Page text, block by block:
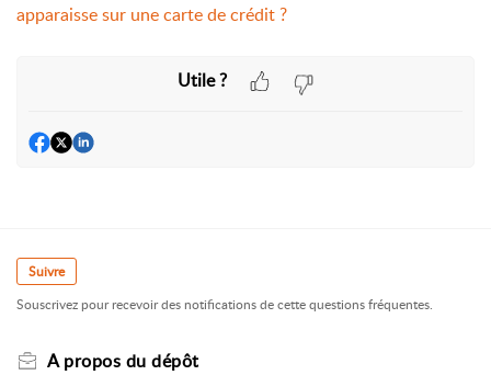
apparaisse sur une carte de crédit ?
Utile ?
Suivre
Souscrivez pour recevoir des notifications de cette questions fréquentes.
A propos du dépôt